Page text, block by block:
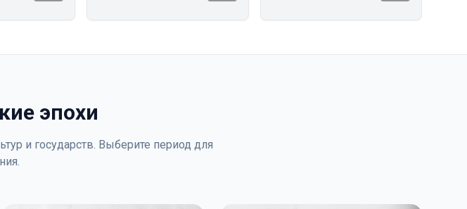
эпохи
и государств. Выберите период для